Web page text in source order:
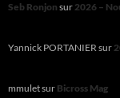
Seb Ronjon sur2026 –
Yannick PORTANIERsur
mmuletsur Bicross Mag